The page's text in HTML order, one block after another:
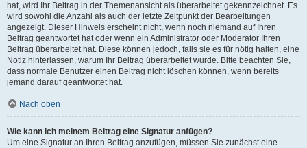
hat, wird Ihr Beitrag in der Themenansicht als überarbeitet gekennzeichnet. Es
wird sowohl die Anzahl als auch der letzte Zeitpunkt der Bearbeitungen
angezeigt. Dieser Hinweis erscheint nicht, wenn noch niemand auf Ihren
Beitrag geantwortet hat oder wenn ein Administrator oder Moderator Ihren
Beitrag überarbeitet hat. Diese können jedoch, falls sie es für nötig halten, eine
Notiz hinterlassen, warum Ihr Beitrag überarbeitet wurde. Bitte beachten Sie,
dass normale Benutzer einen Beitrag nicht löschen können, wenn bereits
jemand darauf geantwortet hat.
Nach oben
Wie kann ich meinem Beitrag eine Signatur anfügen?
Um eine Signatur an Ihren Beitrag anzufügen, müssen Sie zunächst eine